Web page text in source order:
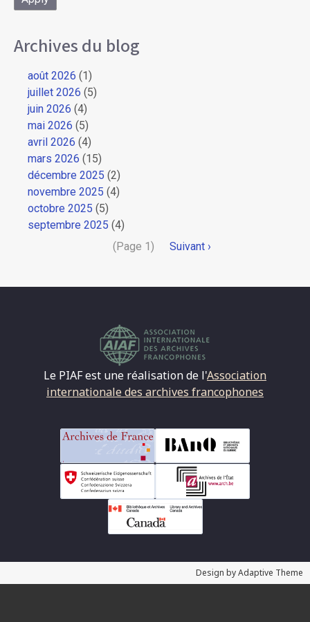
Archives du blog
août 2026 (1)
juillet 2026 (5)
juin 2026 (4)
mai 2026 (5)
avril 2026 (4)
mars 2026 (15)
décembre 2025 (2)
novembre 2025 (4)
octobre 2025 (5)
septembre 2025 (4)
(Page 1)
Page
Suivant ›
Le PIAF est une réalisation de l'Association
internationale des archives francophones
Design by Adaptive Theme